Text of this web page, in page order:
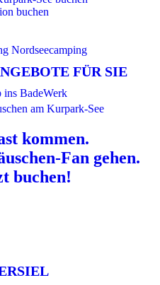
buchen
Nordseecamping
FÜR SIE
BadeWerk
kommen.
Fan gehen.
buchen!